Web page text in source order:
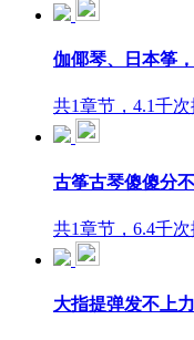
伽倻琴、日本筝
共1章节，4.1千
古筝古琴傻傻分
共1章节，6.4千
大指提弹发不上